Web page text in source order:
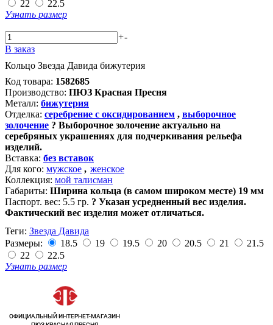
22
22.5
Узнать размер
+-
В заказ
Кольцо Звезда Давида бижутерия
Код товара: 1582685
Производство: ПЮЗ Красная Пресня
Металл: бижутерия
Отделка: серебрение с оксидированием , выборочное
золочение ? Выборочное золочение актуально на
серебряных украшениях для подчеркивания рельефа
изделий.
Вставка: без вставок
Для кого: мужское , женское
Коллекция: мой талисман
Габариты: Ширина кольца (в самом широком месте) 19 мм
Паспорт. вес: 5.5 гр. ? Указан усредненный вес изделия.
Фактический вес изделия может отличаться.
Теги: Звезда Давида
Размеры:
18.5 19 19.5 20 20.5 21
21.5
22
22.5
Узнать размер